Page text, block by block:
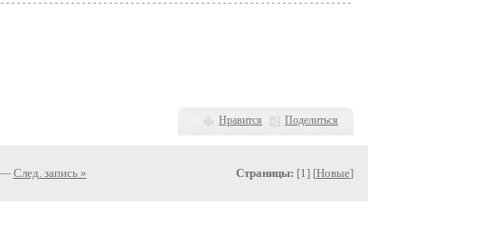
Нравится Поделиться
— След. запись » Страницы: [1] [Новые]